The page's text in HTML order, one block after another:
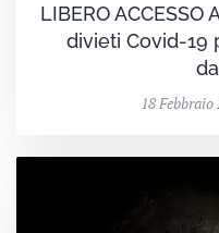
LIBERO
divieti Covid-19
18